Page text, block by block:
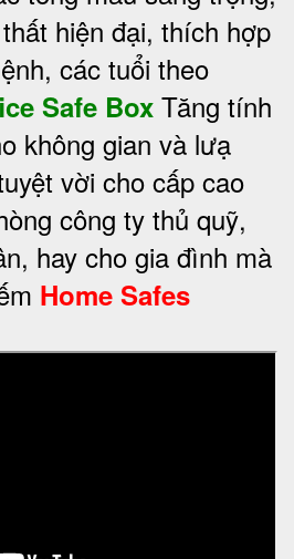
hiện đại, thích hợp
các tuổi theo
Safe Box Tăng tính
không gian và lưạ
vời cho cấp cao
công ty thủ quỹ,
hay cho gia đình mà
Home Safes